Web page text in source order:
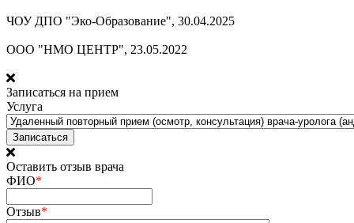
ЧОУ ДПО "Эко-Образование", 30.04.2025
ООО "НМО ЦЕНТР", 23.05.2022
Записаться на прием
Услуга
Оставить отзыв врача
ФИО*
Отзыв*